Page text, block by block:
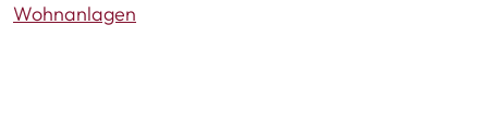
Wohnanlagen